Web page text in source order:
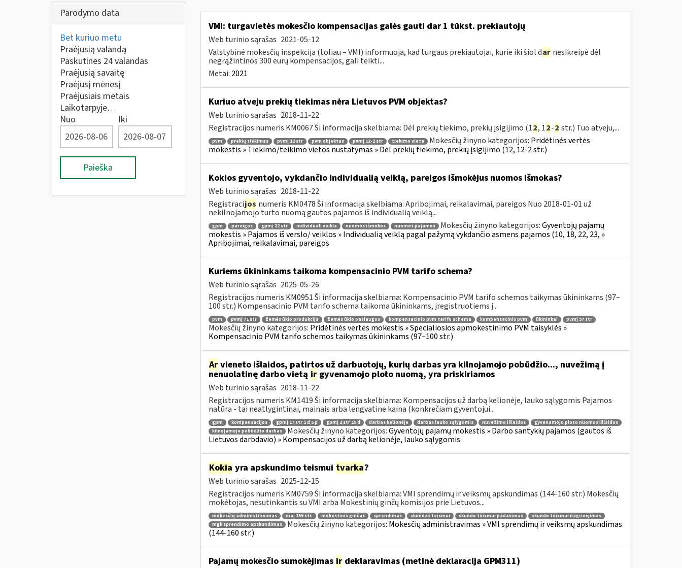
Parodymo data
Bet kuriuo metu
Praėjusią valandą
Paskutines 24 valandas
Praėjusią savaitę
Praėjusį mėnesį
Praėjusiais metais
Laikotarpyje…
Nuo
Iki
Paieška
VMI: turgavietės mokesčio kompensacijas galės gauti dar 1 tūkst. prekiautojų
Web turinio sąrašas 2021-05-12
Valstybinė mokesčių inspekcija (toliau – VMI) informuoja, kad turgaus prekiautojai, kurie iki šiol dar nesikreipė dėl
negrąžintinos 300 eurų kompensacijos, gali teikti...
Metai: 2021
Kuriuo atveju prekių tiekimas nėra Lietuvos PVM objektas?
Web turinio sąrašas 2018-11-22
Registracijos numeris KM0067 Ši informacija skelbiama: Dėl prekių tiekimo, prekių įsigijimo (12, 12-2 str.) Tuo atveju,...
pvm prekių tiekimas pvmį 12 str pvm objektas pvmį 12-2 str tiekimo vieta Mokesčių žinyno kategorijos: Pridėtinės vertės
mokestis » Tiekimo/teikimo vietos nustatymas » Dėl prekių tiekimo, prekių įsigijimo (12, 12-2 str.)
Kokios gyventojo, vykdančio individualią veiklą, pareigos išmokėjus nuomos išmokas?
Web turinio sąrašas 2018-11-22
Registracijos numeris KM0478 Ši informacija skelbiama: Apribojimai, reikalavimai, pareigos Nuo 2018-01-01 už
nekilnojamojo turto nuomą gautos pajamos iš individualią veiklą...
gpm pareigos gpmį 22 str individuali veikla nuomos išmokos nuomos pajamos Mokesčių žinyno kategorijos:Gyventojų pajamų
mokestis » Pajamos iš verslo/ veiklos » Individualią veiklą pagal pažymą vykdančio asmens pajamos (10, 18, 22, 23, »
Apribojimai, reikalavimai, pareigos
Kuriems ūkininkams taikoma kompensacinio PVM tarifo schema?
Web turinio sąrašas 2025-05-26
Registracijos numeris KM0951 Ši informacija skelbiama: Kompensacinio PVM tarifo schemos taikymas ūkininkams (97–
100 str.) Kompensacinio PVM tarifo schema taikoma ūkininkams, įregistruotiems į...
pvm pvmį 71 str žemės ūkio produkcija žemės ūkio paslaugos kompensacinio pvm tarifo schema kompensacinis pvm ūkininkai pvmį 97 str
Mokesčių žinyno kategorijos: Pridėtinės vertės mokestis » Specialiosios apmokestinimo PVM taisyklės »
Kompensacinio PVM tarifo schemos taikymas ūkininkams (97–100 str.)
Arvieneto išlaidos, patirtos už darbuotojų, kurių darbas yra kilnojamojo pobūdžio..., nuvežimą į
nenuolatinę darbo vietą irgyvenamojo ploto nuomą, yra priskiriamos
Web turinio sąrašas 2018-11-22
Registracijos numeris KM1419 Ši informacija skelbiama: Kompensacijos už darbą kelionėje, lauko sąlygomis Pajamos
natūra - tai neatlygintinai, mainais arba lengvatine kaina (konkrečiam gyventojui...
gpm kompensacijos gpmį 17 str 1 d 5 p gpmį 2 str 15 d darbas kelionėje darbas lauko sąlygomis nuvežimo išlaidos
gyvenamojo ploto nuomos išlaidos
kilnojamojo pobūdžio darbas
Mokesčių žinyno kategorijos:Gyventojų pajamų mokestis » Darbo santykių pajamos (gautos iš
Lietuvos darbdavio) » Kompensacijos už darbą kelionėje, lauko sąlygomis
Kokia yra apskundimo teismui tvarka?
Web turinio sąrašas 2025-12-15
Registracijos numeris KM0759 Ši informacija skelbiama: VMI sprendimų ir veiksmų apskundimas (144-160 str.) Mokesčių
mokėtojas, nesutinkantis su VMI arba Mokestinių ginčų komisijos prie Lietuvos...
mokesčių administravimas maį 159 str. mokestinis ginčas sprendimas skundas teismui skundo teismui padavimas
skundo teismui nagrinėjimas
mgk sprendimo apskundimas
Mokesčių žinyno kategorijos: Mokesčių administravimas » VMI sprendimų ir veiksmų apskundimas
(144-160 str.)
Pajamų mokesčio sumokėjimas irdeklaravimas (metinė deklaracija GPM311)